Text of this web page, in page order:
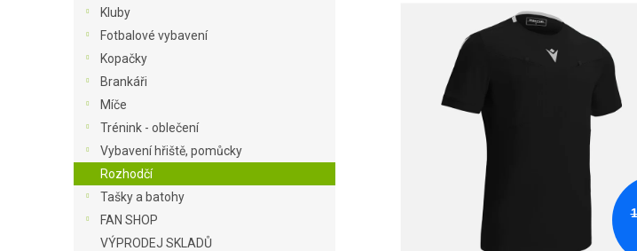
e
Kluby
Fotbalové vybavení
Kopačky
Brankáři
Míče
Trénink - oblečení
Vybavení hřiště, pomůcky
Rozhodčí
Tašky a batohy
FAN SHOP
VÝPRODEJ SKLADŮ